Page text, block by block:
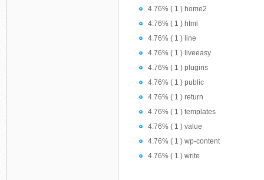
4.76% ( 1 ) home2
4.76% ( 1 ) html
4.76% ( 1 ) line
4.76% ( 1 ) liveeasy
4.76% ( 1 ) plugins
4.76% ( 1 ) public
4.76% ( 1 ) return
4.76% ( 1 ) templates
4.76% ( 1 ) value
4.76% ( 1 ) wp-content
4.76% ( 1 ) write